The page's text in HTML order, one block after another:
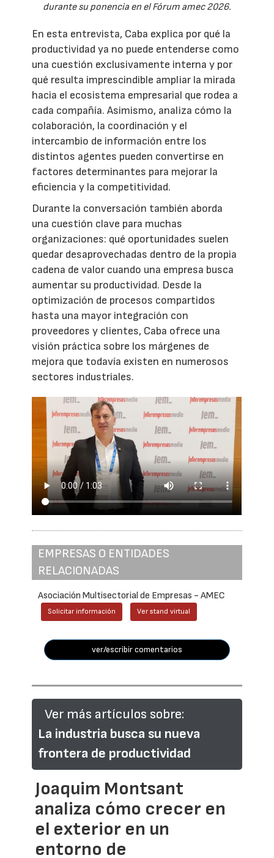
durante su ponencia en el Fórum amec 2026.
En esta entrevista, Caba explica por qué la
productividad ya no puede entenderse como
una cuestión exclusivamente interna y por
qué resulta imprescindible ampliar la mirada
hacia el ecosistema empresarial que rodea a
cada compañía. Asimismo, analiza cómo la
colaboración, la coordinación y el
intercambio de información entre los
distintos agentes pueden convertirse en
factores determinantes para mejorar la
eficiencia y la competitividad.
Durante la conversación también aborda
una cuestión clave para muchas
organizaciones: qué oportunidades suelen
quedar desaprovechadas dentro de la propia
cadena de valor cuando una empresa busca
aumentar su productividad. Desde la
optimización de procesos compartidos
hasta una mayor integración con
proveedores y clientes, Caba ofrece una
visión práctica sobre los márgenes de
mejora que todavía existen en numerosos
sectores industriales.
EMPRESAS O ENTIDADES
RELACIONADAS
Asociación Multisectorial de Empresas - AMEC
Solicitar información Ver stand virtual
ver/escribir comentarios
Ver más artículos sobre:
La industria busca su nueva
frontera de productividad
Joaquim Montsant
analiza cómo crecer en
el exterior en un
entorno de